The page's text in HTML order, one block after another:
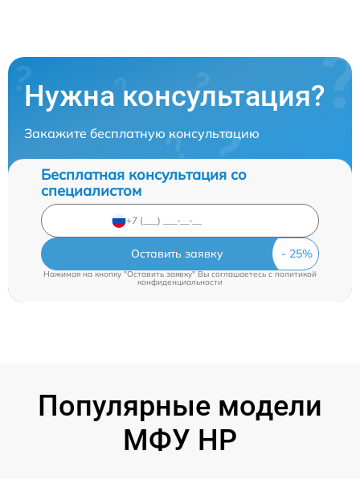
Нужна консультация?
Закажите бесплатную консультацию
Бесплатная консультация со
специалистом
Оставить заявку
Нажимая на кнопку "Оставить заявку" Вы соглашаетесь cполитикой
конфиденциальности
Популярные модели
МФУ HP